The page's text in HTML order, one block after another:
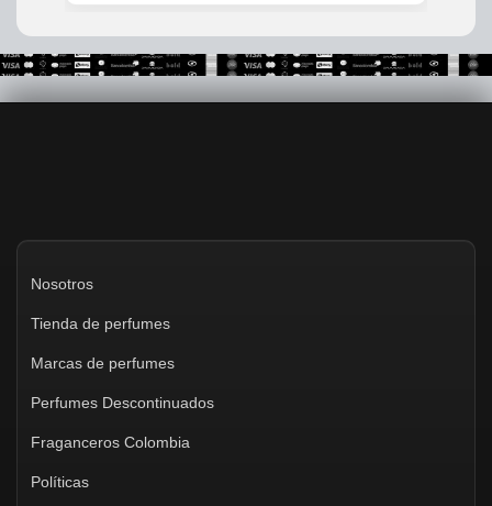
Nosotros
Tienda de perfumes
Marcas de perfumes
Perfumes Descontinuados
Fraganceros Colombia
Políticas